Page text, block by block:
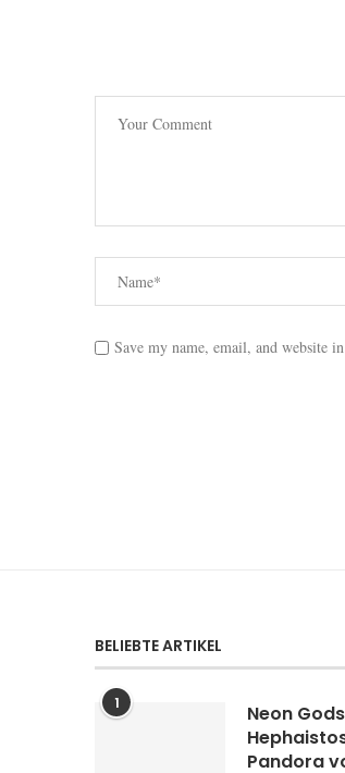
Save my name, email, and website
BELIEBTE ARTIKEL
1
Neon
Pandora